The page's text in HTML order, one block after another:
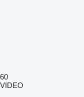
60
VIDEO